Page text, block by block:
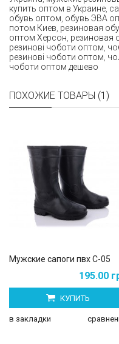
купить оптом в Украине
обувь оптом обувь ЭВА
потом Киев резиновая
оптом Херсон резиновая
резинові чоботи оптом
резинові чоботи оптом
чоботи оптом дешево
ПОХОЖИЕ ТОВАРЫ (1)
Мужские сапоги пвх С-05
195.00
КУПИТЬ
в закладки